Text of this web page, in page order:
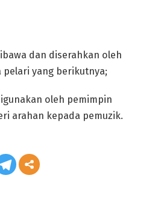
dan diserahkan oleh
yang berikutnya;
oleh pemimpin
arahan kepada pemuzik.